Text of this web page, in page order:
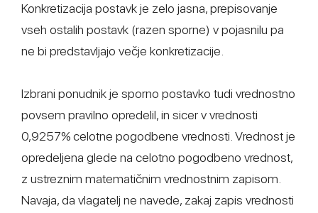
Konkretizacija postavk je zelo jasna, prepisovanje
vseh ostalih postavk (razen sporne) v pojasnilu pa
ne bi predstavljajo večje konkretizacije.
Izbrani ponudnik je sporno postavko tudi vrednostno
povsem pravilno opredelil, in sicer v vrednosti
0,9257% celotne pogodbene vrednosti. Vrednost je
opredeljena glede na celotno pogodbeno vrednost,
z ustreznim matematičnim vrednostnim zapisom.
Navaja, da vlagatelj ne navede, zakaj zapis vrednosti